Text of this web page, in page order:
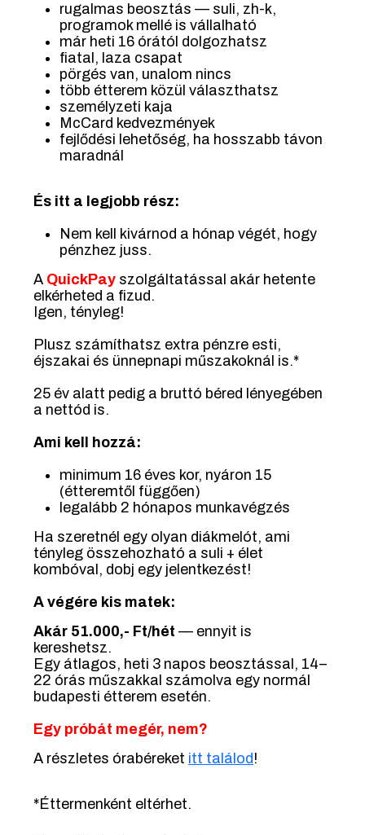
rugalmas beosztás — suli, zh-k,
programok mellé is vállalható
már heti 16 órától dolgozhatsz
fiatal, laza csapat
pörgés van, unalom nincs
több étterem közül választhatsz
személyzeti kaja
McCard kedvezmények
fejlődési lehetőség, ha hosszabb távon
maradnál
És itt a legjobb rész:
Nem kell kivárnod a hónap végét, hogy
pénzhez juss.
A QuickPay szolgáltatással akár hetente
elkérheted a fizud.
Igen, tényleg!
Plusz számíthatsz extra pénzre esti,
éjszakai és ünnepnapi műszakoknál is.*
25 év alatt pedig a bruttó béred lényegében
a nettód is.
Ami kell hozzá:
minimum 16 éves kor, nyáron 15
(étteremtől függően)
legalább 2 hónapos munkavégzés
Ha szeretnél egy olyan diákmelót, ami
tényleg összehozható a suli + élet
kombóval, dobj egy jelentkezést!
A végére kis matek:
Akár 51.000,- Ft/hét — ennyit is
kereshetsz.
Egy átlagos, heti 3 napos beosztással, 14–
22 órás műszakkal számolva egy normál
budapesti étterem esetén.
Egy próbát megér, nem?
A részletes órabéreket itt találod !
*Éttermenként eltérhet.